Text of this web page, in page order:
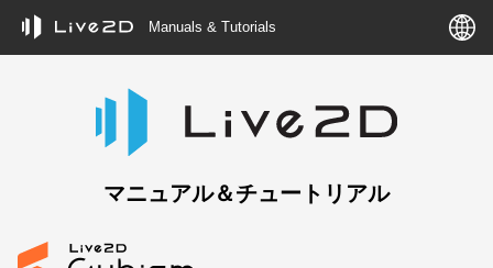
Manuals & Tutorials
マニュアル＆チュートリアル